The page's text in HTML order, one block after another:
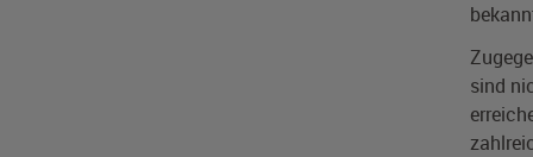
sind